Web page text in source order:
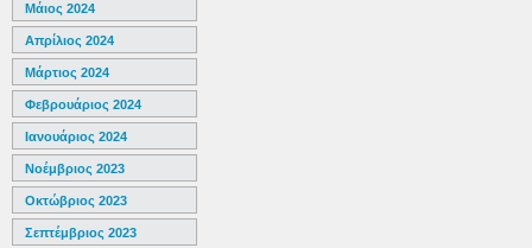
Μάιος 2024
Απρίλιος 2024
Μάρτιος 2024
Φεβρουάριος 2024
Ιανουάριος 2024
Νοέμβριος 2023
Οκτώβριος 2023
Σεπτέμβριος 2023